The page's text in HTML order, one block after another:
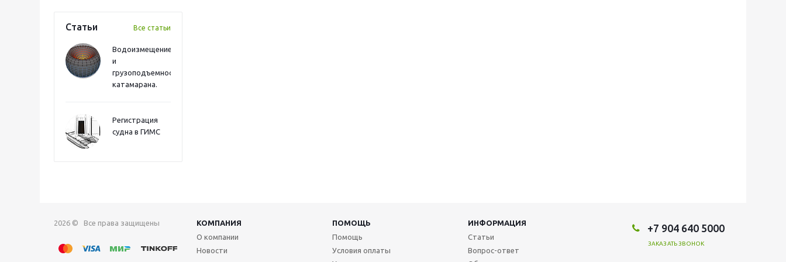
Статьи Все статьи
Водоизмещение
и
грузоподъемность
катамарана.
Регистрация
судна в ГИМС
2026 © Все права защищены КОМПАНИЯ ПОМОЩЬ
ИНФОРМАЦИЯ
О компании
Новости
Помощь
Условия оплаты
Статьи
Вопрос-ответ
+7 904 640 5000
ЗАКАЗАТЬ ЗВОНОК